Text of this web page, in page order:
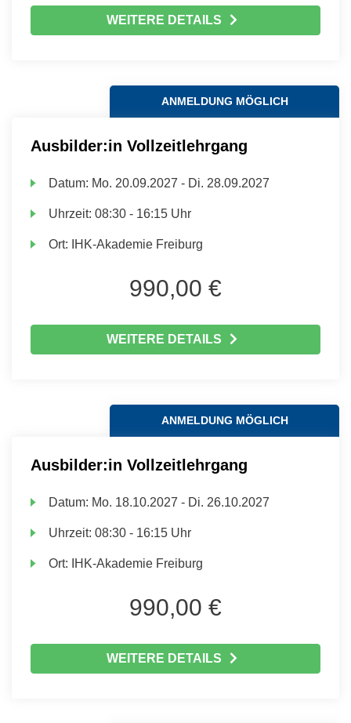
WEITERE DETAILS
ANMELDUNG MÖGLICH
Ausbilder:in Vollzeitlehrgang
Datum: Mo. 20.09.2027 - Di. 28.09.2027
Uhrzeit:08:30 - 16:15 Uhr
Ort: IHK-Akademie Freiburg
990,00 €
WEITERE DETAILS
ANMELDUNG MÖGLICH
Ausbilder:in Vollzeitlehrgang
Datum: Mo. 18.10.2027 - Di. 26.10.2027
Uhrzeit:08:30 - 16:15 Uhr
Ort: IHK-Akademie Freiburg
990,00 €
WEITERE DETAILS